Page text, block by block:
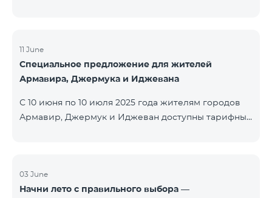
Russian Информационный 230 AMEDIA Фильмы 231
AMEDIA 2 Фильмы 232 AMEDIA HIT Фильмы 233
11 June
Специальное предложение для жителей
Армавира, Джермука и Иджевана
С 10 июня по 10 июля 2025 года жителям городов
Армавир, Джермук и Иджеван доступны тарифные
предоставляется 50% скидка на первые 6 месяцев
при условии годовой подписки (12 месяцев).
03 June
Начни лето с правильного выбора —